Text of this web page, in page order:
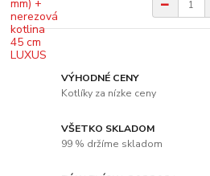
VÝHODNÉ CENY
Kotlíky za nízke ceny
VŠETKO SKLADOM
99 % držíme skladom